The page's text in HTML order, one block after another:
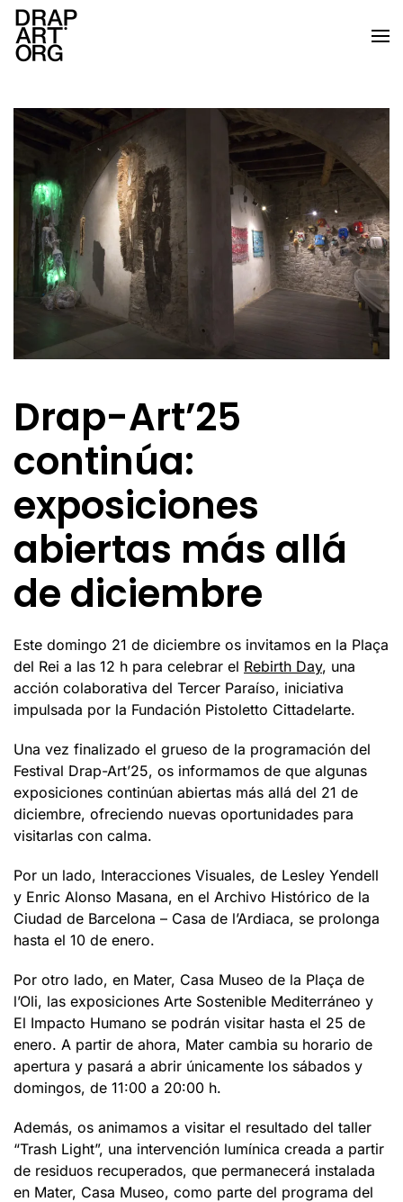
Ir al contenido principal
Drap-Art’25
continúa:
exposiciones
abiertas más allá
de diciembre
Este domingo 21 de diciembre os invitamos en la Plaça
del Rei a las 12 h para celebrar el Rebirth Day, una
acción colaborativa del Tercer Paraíso, iniciativa
impulsada por la Fundación Pistoletto Cittadelarte.
Una vez finalizado el grueso de la programación del
Festival Drap-Art’25, os informamos de que algunas
exposiciones continúan abiertas más allá del 21 de
diciembre, ofreciendo nuevas oportunidades para
visitarlas con calma.
Por un lado, Interacciones Visuales, de Lesley Yendell
y Enric Alonso Masana, en el Archivo Histórico de la
Ciudad de Barcelona – Casa de l’Ardiaca, se prolonga
hasta el 10 de enero.
Por otro lado, en Mater, Casa Museo de la Plaça de
l’Oli, las exposiciones Arte Sostenible Mediterráneo y
El Impacto Humano se podrán visitar hasta el 25 de
enero. A partir de ahora, Mater cambia su horario de
apertura y pasará a abrir únicamente los sábados y
domingos, de 11:00 a 20:00 h.
Además, os animamos a visitar el resultado del taller
“Trash Light”, una intervención lumínica creada a partir
de residuos recuperados, que permanecerá instalada
en Mater, Casa Museo, como parte del programa del